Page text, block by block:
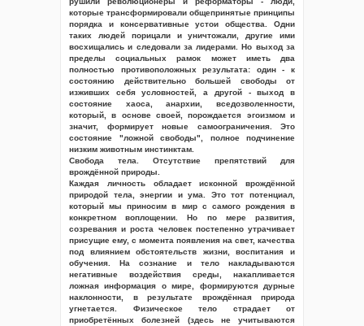
которые трансформировали общепринятые принципы
порядка и консервативные устои общества. Одни
таких людей порицали и уничтожали, другие ими
восхищались и следовали за лидерами. Но выход за
пределы социальных рамок может иметь два
полностью противоположных результата: один - к
состоянию действительно большей свободы от
изживших себя условностей, а другой - выход в
состояние хаоса, анархии, вседозволенности,
который, в основе своей, порождается эгоизмом и
значит, формирует новые самоограничения. Это
состояние "ложной свободы", полное подчинение
низким животным инстинктам.
Свобода тела. Отсутствие препятствий для
врождённой природы.
Каждая личность обладает исконной врождённой
природой тела, энергии и ума. Это тот потенциал,
который мы приносим в мир с самого рождения в
конкретном воплощении. Но по мере развития,
созревания и роста человек постепенно утрачивает
присущие ему, с момента появления на свет, качества
под влиянием обстоятельств жизни, воспитания и
обучения. На сознание и тело накладываются
негативные воздействия среды, накапливается
ложная информация о мире, формируются дурные
наклонности, в результате врождённая природа
угнетается. Физическое тело страдает от
приобретённых болезней (здесь не учитываются